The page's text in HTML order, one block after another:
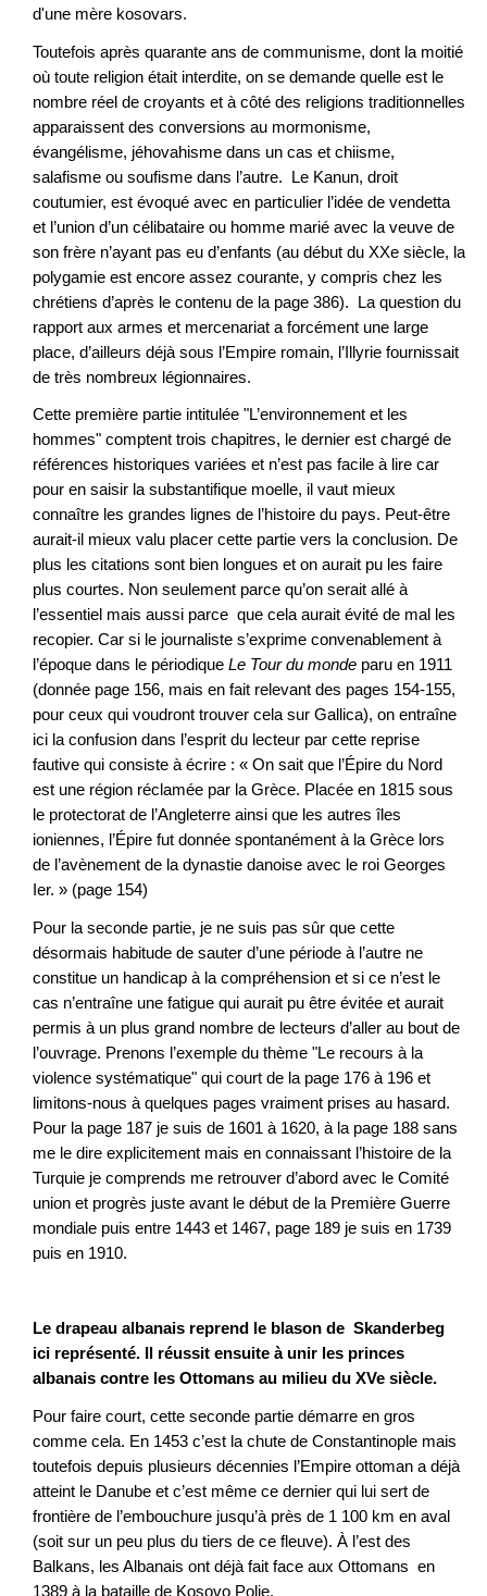
d'une mère kosovars.
Toutefois après quarante ans de communisme, dont la moitié
où toute religion était interdite, on se demande quelle est le
nombre réel de croyants et à côté des religions traditionnelles
apparaissent des conversions au mormonisme,
évangélisme, jéhovahisme dans un cas et chiisme,
salafisme ou soufisme dans l’autre. Le Kanun, droit
coutumier, est évoqué avec en particulier l’idée de vendetta
et l’union d’un célibataire ou homme marié avec la veuve de
son frère n’ayant pas eu d’enfants (au début du XXe siècle, la
polygamie est encore assez courante, y compris chez les
chrétiens d’après le contenu de la page 386). La question du
rapport aux armes et mercenariat a forcément une large
place, d’ailleurs déjà sous l’Empire romain, l’Illyrie fournissait
de très nombreux légionnaires.
Cette première partie intitulée "L’environnement et les
hommes" comptent trois chapitres, le dernier est chargé de
références historiques variées et n’est pas facile à lire car
pour en saisir la substantifique moelle, il vaut mieux
connaître les grandes lignes de l’histoire du pays. Peut-être
aurait-il mieux valu placer cette partie vers la conclusion. De
plus les citations sont bien longues et on aurait pu les faire
plus courtes. Non seulement parce qu’on serait allé à
l’essentiel mais aussi parce que cela aurait évité de mal les
recopier. Car si le journaliste s’exprime convenablement à
l’époque dans le périodique Le Tour du monde paru en 1911
(donnée page 156, mais en fait relevant des pages 154-155,
pour ceux qui voudront trouver cela sur Gallica), on entraîne
ici la confusion dans l’esprit du lecteur par cette reprise
fautive qui consiste à écrire : « On sait que l’Épire du Nord
est une région réclamée par la Grèce. Placée en 1815 sous
le protectorat de l’Angleterre ainsi que les autres îles
ioniennes, l’Épire fut donnée spontanément à la Grèce lors
de l’avènement de la dynastie danoise avec le roi Georges
Ier. » (page 154)
Pour la seconde partie, je ne suis pas sûr que cette
désormais habitude de sauter d’une période à l’autre ne
constitue un handicap à la compréhension et si ce n’est le
cas n’entraîne une fatigue qui aurait pu être évitée et aurait
permis à un plus grand nombre de lecteurs d’aller au bout de
l’ouvrage. Prenons l’exemple du thème "Le recours à la
violence systématique" qui court de la page 176 à 196 et
limitons-nous à quelques pages vraiment prises au hasard.
Pour la page 187 je suis de 1601 à 1620, à la page 188 sans
me le dire explicitement mais en connaissant l’histoire de la
Turquie je comprends me retrouver d’abord avec le Comité
union et progrès juste avant le début de la Première Guerre
mondiale puis entre 1443 et 1467, page 189 je suis en 1739
puis en 1910.
Le drapeau albanais reprend le blason de Skanderbeg
ici représenté. Il réussit ensuite à unir les princes
albanais contre les Ottomans au milieu du XVe siècle.
Pour faire court, cette seconde partie démarre en gros
comme cela. En 1453 c’est la chute de Constantinople mais
toutefois depuis plusieurs décennies l’Empire ottoman a déjà
atteint le Danube et c’est même ce dernier qui lui sert de
frontière de l’embouchure jusqu’à près de 1 100 km en aval
(soit sur un peu plus du tiers de ce fleuve). À l’est des
Balkans, les Albanais ont déjà fait face aux Ottomans en
1389 à la bataille de Kosovo Polje.